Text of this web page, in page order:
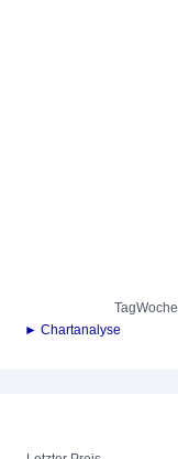
TagWoche
► Chartanalyse